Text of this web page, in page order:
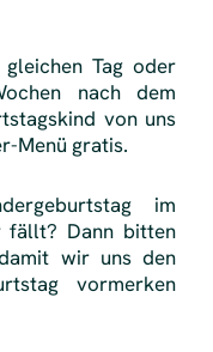
Tag oder
nach dem
von uns
Menü gratis.
im
fällt? Dann bitten
wir uns den
vormerken